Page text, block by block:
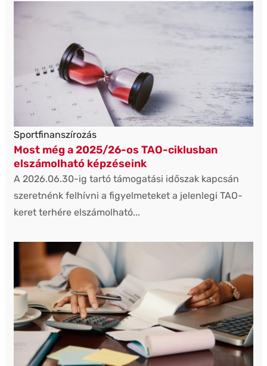
Sportfinanszírozás
Most még a 2025/26-os TAO-ciklusban
elszámolható képzéseink
A 2026.06.30-ig tartó támogatási időszak kapcsán
szeretnénk felhívni a figyelmeteket a jelenlegi TAO-
keret terhére elszámolható...